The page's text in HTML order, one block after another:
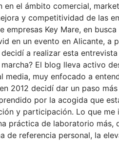
el ámbito comercial,
y competitividad de las
Key Mare, en
en un evento en Alicante,
a realizar esta
El blog lleva activo
muy enfocado a
2012 decidí dar un paso
por la acogida que
y participación. Lo que
práctica de laboratorio más,
referencia personal, la